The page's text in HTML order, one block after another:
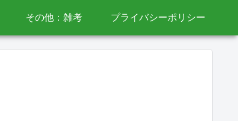
その他：雑考 プライバシーポリシー